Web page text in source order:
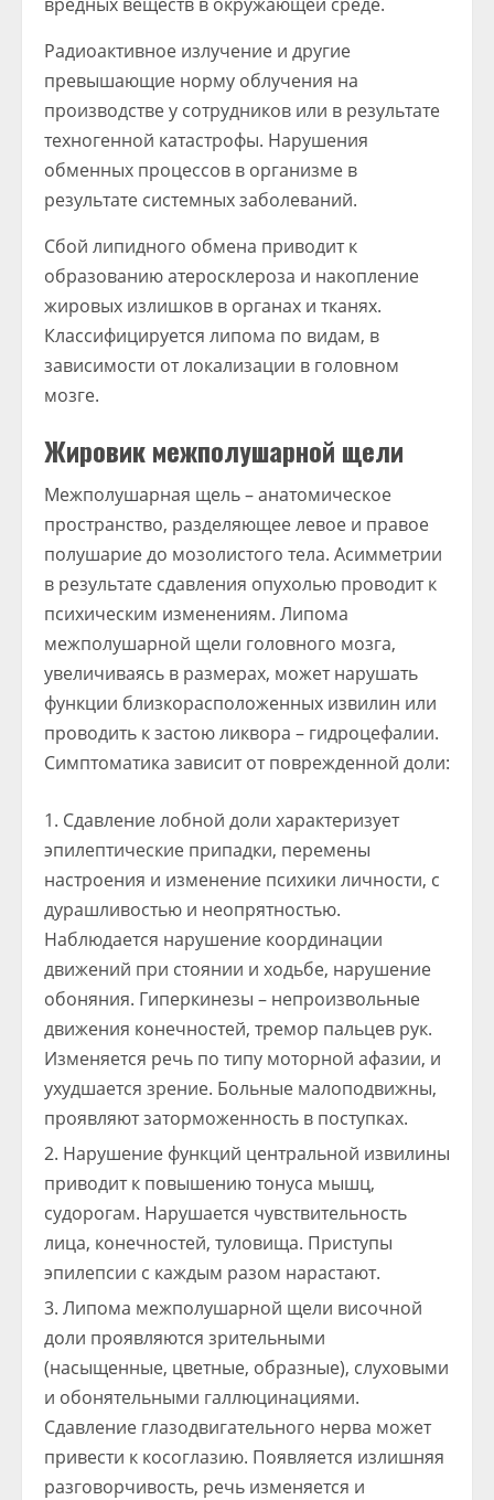
Радиоактивное излучение и другие
превышающие норму облучения на
производстве у сотрудников или в результате
техногенной катастрофы. Нарушения
обменных процессов в организме в
результате системных заболеваний.
Сбой липидного обмена приводит к
образованию атеросклероза и накопление
жировых излишков в органах и тканях.
Классифицируется липома по видам, в
зависимости от локализации в головном
мозге.
Жировик межполушарной щели
Межполушарная щель – анатомическое
пространство, разделяющее левое и правое
полушарие до мозолистого тела. Асимметрии
в результате сдавления опухолью проводит к
психическим изменениям. Липома
межполушарной щели головного мозга,
увеличиваясь в размерах, может нарушать
функции близкорасположенных извилин или
проводить к застою ликвора – гидроцефалии.
Симптоматика зависит от поврежденной доли:
Сдавление лобной доли характеризует
эпилептические припадки, перемены
настроения и изменение психики личности, с
дурашливостью и неопрятностью.
Наблюдается нарушение координации
движений при стоянии и ходьбе, нарушение
обоняния. Гиперкинезы – непроизвольные
движения конечностей, тремор пальцев рук.
Изменяется речь по типу моторной афазии, и
ухудшается зрение. Больные малоподвижны,
проявляют заторможенность в поступках.
Нарушение функций центральной извилины
приводит к повышению тонуса мышц,
судорогам. Нарушается чувствительность
лица, конечностей, туловища. Приступы
эпилепсии с каждым разом нарастают.
Липома межполушарной щели височной
доли проявляются зрительными
(насыщенные, цветные, образные), слуховыми
и обонятельными галлюцинациями.
Сдавление глазодвигательного нерва может
привести к косоглазию. Появляется излишняя
разговорчивость, речь изменяется и